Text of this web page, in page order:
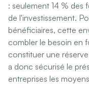
: seulement 14 % des
de l'investissement.
bénéficiaires, cette
combler le besoin en
constituer une
a donc sécurisé le
entreprises les